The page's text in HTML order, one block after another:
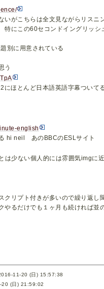
がこちらは全文見ながらリスニ
にこの60セコンドイングリッシ
別に用意されている
う
ほとんど日本語英語字幕ついて
english
hi neil あのBBCのESLサイト
少ない個人的には雰囲気imgに
クリプト付きが多いので繰り返し
るだけでも１ヶ月も続ければ並
11-20 (日) 15:57:38
20 (日) 21:59:02